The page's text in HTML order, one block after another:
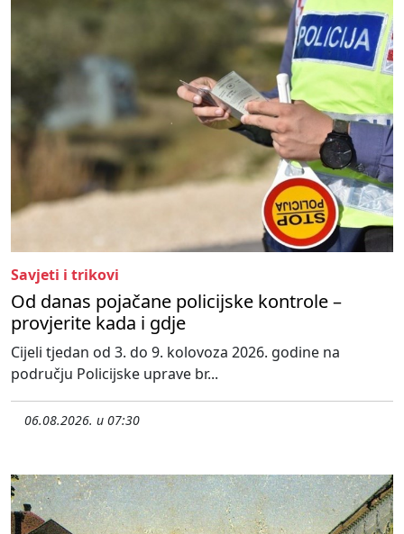
Savjeti i trikovi
Od danas pojačane policijske kontrole –
provjerite kada i gdje
Cijeli tjedan od 3. do 9. kolovoza 2026. godine na
području Policijske uprave br...
06.08.2026. u 07:30